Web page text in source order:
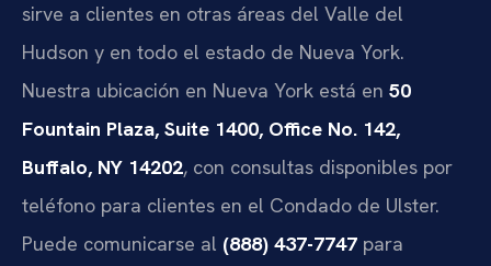
sirve a clientes en otras áreas del Valle del
Hudson y en todo el estado de Nueva York.
Nuestra ubicación en Nueva York está en 50
Fountain Plaza, Suite 1400, Office No. 142,
Buffalo, NY 14202, con consultas disponibles por
teléfono para clientes en el Condado de Ulster.
Puede comunicarse al (888) 437-7747 para